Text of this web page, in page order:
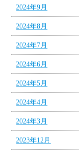
2024年9月
2024年8月
2024年7月
2024年6月
2024年5月
2024年4月
2024年3月
2023年12月